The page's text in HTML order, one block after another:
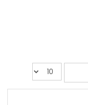
عدد
الإظهارات: